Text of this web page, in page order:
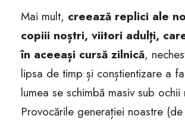
Mai mult, creează replici ale
copiii noștri, viitori adulți,
în aceeași cursă zilnică,
lipsa de timp și conștientizare a
lumea se schimbă masiv sub ochii
Provocările generației noastre